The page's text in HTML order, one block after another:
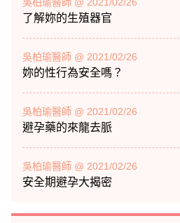
了解妳的生殖器官
吳柏瑜醫師 @ 2021/02/26
妳的性行為安全嗎？
吳柏瑜醫師 @ 2021/02/26
避孕藥的來龍去脈
吳柏瑜醫師 @ 2021/02/26
安全期避孕大揭密